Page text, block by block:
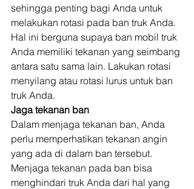
sehingga penting bagi Anda untuk
melakukan rotasi pada ban truk Anda.
Hal ini berguna supaya ban mobil truk
Anda memiliki tekanan yang seimbang
antara satu sama lain. Lakukan rotasi
menyilang atau rotasi lurus untuk ban
truk Anda.
Jaga tekanan ban
Dalam menjaga tekanan ban, Anda
perlu memperhatikan tekanan angin
yang ada di dalam ban tersebut.
Menjaga tekanan pada ban bisa
menghindari truk Anda dari hal yang